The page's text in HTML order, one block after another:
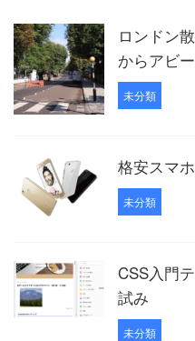
ロンドン
からアビ
未分類
格安スマ
未分類
CSS入門
試み
未分類